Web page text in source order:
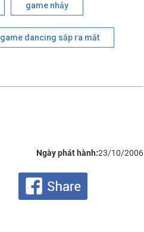
game nhảy
game dancing sắp ra mắt
Ngày phát hành:23/10/2006